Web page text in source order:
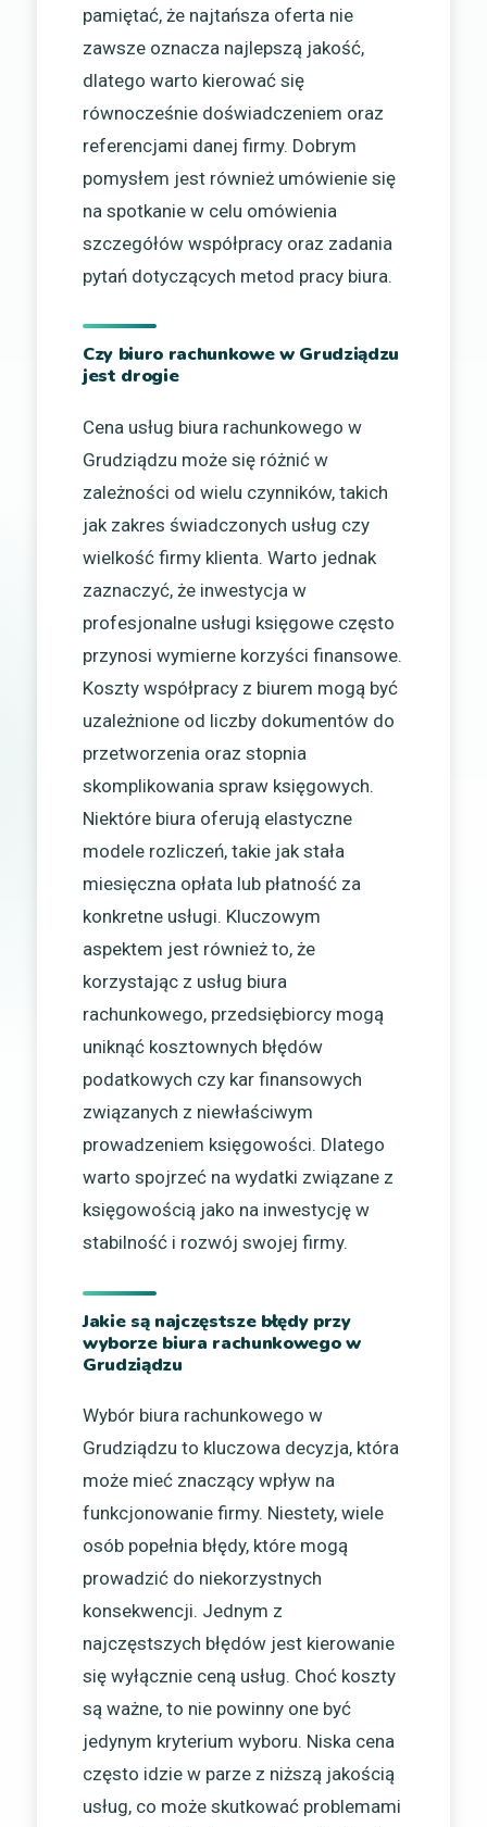
pamiętać, że najtańsza oferta nie
zawsze oznacza najlepszą jakość,
dlatego warto kierować się
równocześnie doświadczeniem oraz
referencjami danej firmy. Dobrym
pomysłem jest również umówienie się
na spotkanie w celu omówienia
szczegółów współpracy oraz zadania
pytań dotyczących metod pracy biura.
Czy biuro rachunkowe w Grudziądzu
jest drogie
Cena usług biura rachunkowego w
Grudziądzu może się różnić w
zależności od wielu czynników, takich
jak zakres świadczonych usług czy
wielkość firmy klienta. Warto jednak
zaznaczyć, że inwestycja w
profesjonalne usługi księgowe często
przynosi wymierne korzyści finansowe.
Koszty współpracy z biurem mogą być
uzależnione od liczby dokumentów do
przetworzenia oraz stopnia
skomplikowania spraw księgowych.
Niektóre biura oferują elastyczne
modele rozliczeń, takie jak stała
miesięczna opłata lub płatność za
konkretne usługi. Kluczowym
aspektem jest również to, że
korzystając z usług biura
rachunkowego, przedsiębiorcy mogą
uniknąć kosztownych błędów
podatkowych czy kar finansowych
związanych z niewłaściwym
prowadzeniem księgowości. Dlatego
warto spojrzeć na wydatki związane z
księgowością jako na inwestycję w
stabilność i rozwój swojej firmy.
Jakie są najczęstsze błędy przy
wyborze biura rachunkowego w
Grudziądzu
Wybór biura rachunkowego w
Grudziądzu to kluczowa decyzja, która
może mieć znaczący wpływ na
funkcjonowanie firmy. Niestety, wiele
osób popełnia błędy, które mogą
prowadzić do niekorzystnych
konsekwencji. Jednym z
najczęstszych błędów jest kierowanie
się wyłącznie ceną usług. Choć koszty
są ważne, to nie powinny one być
jedynym kryterium wyboru. Niska cena
często idzie w parze z niższą jakością
usług, co może skutkować problemami